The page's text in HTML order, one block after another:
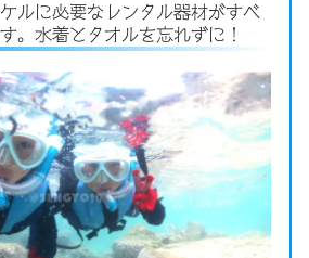
ルに必要なレンタル器材がすべ
。水着とタオルを忘れずに！